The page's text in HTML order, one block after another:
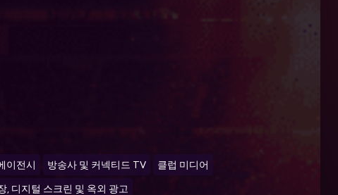
이전시 방송사 및 커넥티드 TV 클럽 미디어
, 디지털 스크린 및 옥외 광고